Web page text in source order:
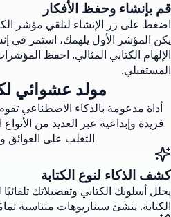
قم بإنشاء وحفظ الأفكار
اضغط على زر الإنشاء لتلقي مؤشر
يكن المؤشر الأول يلهمك، استمر في
الإلهام الكتابي المثالي. احفظ
المستقبلي.
مولد عشوائي
أداة مدعومة بالذكاء الاصطناعي
فريدة وإبداعية عبر العديد من
التغلب على العوائق
كشف الذكاء لنوع الكتابة
يحلل أسلوبك الكتابي وتفضيلاتك
الكتابة. ينشئ سيناريوهات متناسبة